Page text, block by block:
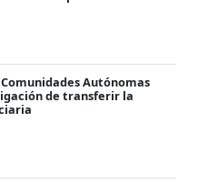
Autónomas
de transferir la